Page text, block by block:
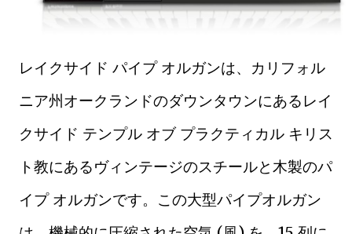
レイクサイド パイプ オルガンは、カリフォル
ニア州オークランドのダウンタウンにあるレイ
クサイド テンプル オブ プラクティカル キリス
ト教にあるヴィンテージのスチールと木製のパ
イプ オルガンです。この大型パイプオルガン